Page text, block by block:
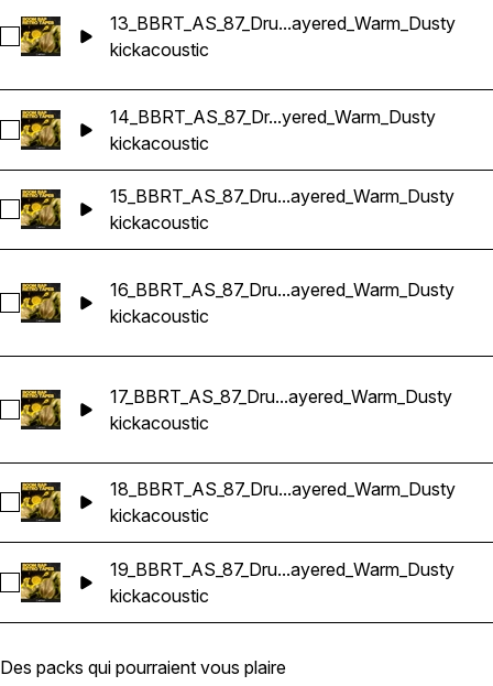
Sélectionnez
13_BBRT_AS_87_Dru...ayered_Warm_Dusty
kickacoustic
Sélectionnez
14_BBRT_AS_87_Dr...yered_Warm_Dusty
kickacoustic
Sélectionnez
15_BBRT_AS_87_Dru...ayered_Warm_Dusty
kickacoustic
Sélectionnez
16_BBRT_AS_87_Dru...ayered_Warm_Dusty
kickacoustic
Sélectionnez
17_BBRT_AS_87_Dru...ayered_Warm_Dusty
kickacoustic
Sélectionnez
18_BBRT_AS_87_Dru...ayered_Warm_Dusty
kickacoustic
Sélectionnez
19_BBRT_AS_87_Dru...ayered_Warm_Dusty
kickacoustic
Des packs qui pourraient vous plaire